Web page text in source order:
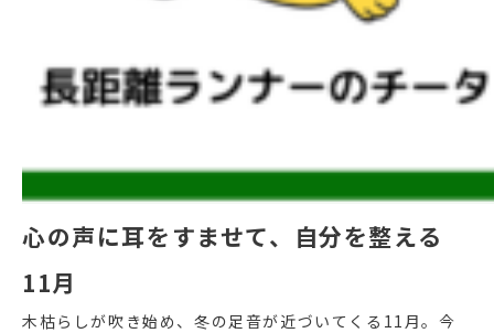
心の声に耳をすませて、自分を整える
11月
木枯らしが吹き始め、冬の足音が近づいてくる11月。今